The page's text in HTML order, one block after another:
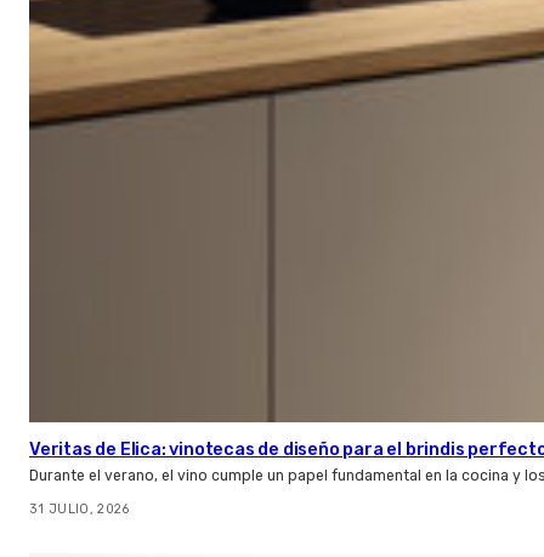
Veritas de Elica: vinotecas de diseño para el brindis
Durante el verano, el vino cumple un papel fundamental en la cocina y
31 JULIO, 2026